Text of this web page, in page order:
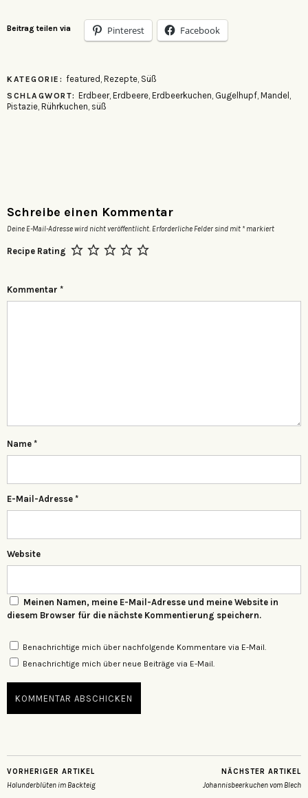
Beitrag teilen via Pinterest Facebook
KATEGORIE: featured , Rezepte, Süß
SCHLAGWORT: Erdbeer, Erdbeere, Erdbeerkuchen, Gugelhupf, Mandel ,
Pistazie, Rührkuchen, süß
Schreibe einen Kommentar
Deine E-Mail-Adresse wird nicht veröffentlicht. Erforderliche Felder sind mit * markiert
Recipe Rating
Kommentar *
Name *
E-Mail-Adresse *
Website
Meinen Namen, meine E-Mail-Adresse und meine Website in
diesem Browser für die nächste Kommentierung speichern.
Benachrichtige mich über nachfolgende Kommentare via E-Mail.
Benachrichtige mich über neue Beiträge via E-Mail.
VORHERIGER ARTIKEL
Holunderblüten im Backteig
NÄCHSTER ARTIKEL
Johannisbeerkuchen vom Blech